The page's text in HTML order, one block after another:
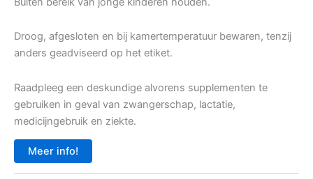
Droog, afgesloten en bij kamertemperatuur bewaren, tenzij
anders geadviseerd op het etiket.
Raadpleeg een deskundige alvorens supplementen te
gebruiken in geval van zwangerschap, lactatie,
medicijngebruik en ziekte.
Meer info!